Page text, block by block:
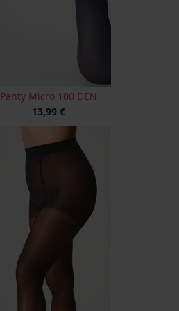
Panty Micro 100 DEN
13,99 €